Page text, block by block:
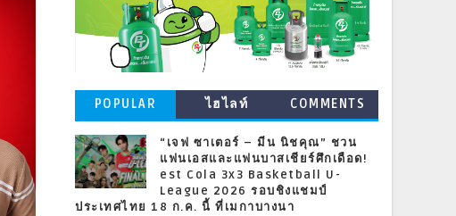
POPULAR ไฮไลท์ COMMENTS
“เจฟ ซาเตอร์ – มีน นิชคุณ” ชวน
แฟนเอสและแฟนบาสเชียร์ศึกเดือด!
est Cola 3x3 Basketball U-
League 2026 รอบชิงแชมป์
ประเทศไทย 18 ก.ค. นี้ ที่เมกาบางนา